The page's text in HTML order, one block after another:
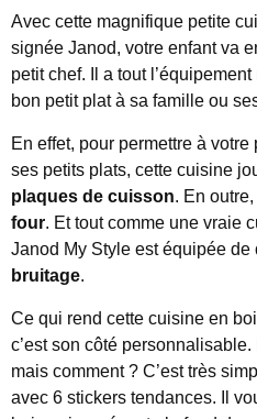
Avec cette magnifique petite
signée Janod, votre enfant va
petit chef. Il a tout
bon petit plat à sa famille ou
En effet, pour permettre à
ses petits plats, cette cuisine
plaques de cuisson. En
four. Et tout comme une vraie
Janod My Style est équipée de
bruitage.
Ce qui rend cette cuisine en
c’est son côté
mais comment ? C’est très
avec 6 stickers tendances. Il